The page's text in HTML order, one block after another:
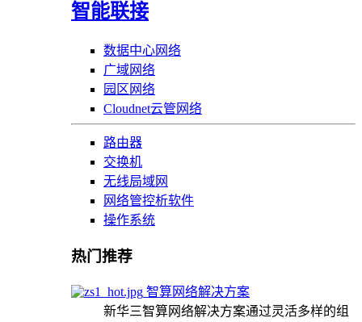
智能联接
数据中心网络
广域网络
园区网络
Cloudnet云管网络
路由器
交换机
无线局域网
网络管控析软件
操作系统
热门推荐
智算网络解决方案
新华三智算网络解决方案通过灵活多样的组